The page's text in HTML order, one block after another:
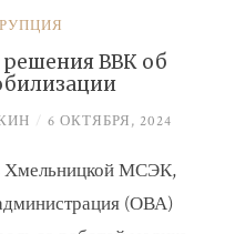
ВВК об
/ 6 ОКТЯБРЯ, 2024
Хмельницкой МСЭК,
(ОВА)